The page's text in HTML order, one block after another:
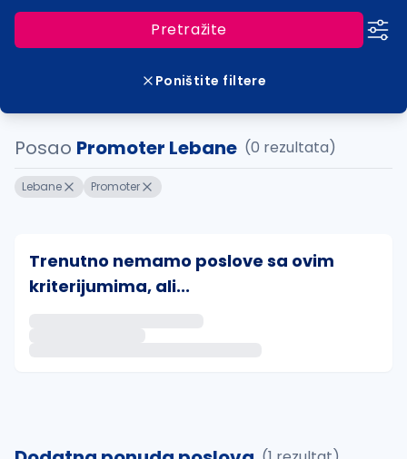
Pretražite
Poništite filtere
Posao Promoter Lebane (0 rezultata)
Lebane Promoter
Trenutno nemamo poslove sa ovim
kriterijumima, ali...